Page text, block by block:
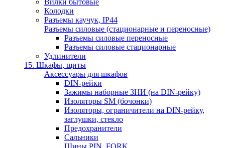
Вилки бытовые
Колодки
Разъемы каучук, IP44
Разъемы силовые (стационарные и переносные)
Разъемы силовые переносные
Разъемы силовые стационарные
Удлинители
15. Шкафы, щиты
Аксессуары для шкафов
DIN-рейки
Зажимы наборные ЗНИ (на DIN-рейку)
Изоляторы SM (бочонки)
Изоляторы, ограничители на DIN-рейку,
заглушки, стекло
Предохранители
Сальники
Шины PIN, FORK